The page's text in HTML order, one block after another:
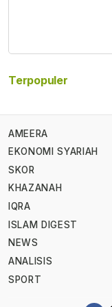
Terpopuler
AMEERA
EKONOMI SYARIAH
SKOR
KHAZANAH
IQRA
ISLAM DIGEST
NEWS
ANALISIS
SPORT